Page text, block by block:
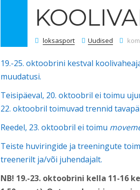
loksasport Uudised
19.-25. oktoobrini kestval
muudatusi.
Teisipäeval, 20. oktoobril ei toimu
22. oktoobril toimuvad trennid
Reedel, 23. oktoobril ei toimu
Teiste huviringide ja treeningute
treenerilt ja/või juhendajalt.
NB! 19.-23. oktoobrini kella 11-16